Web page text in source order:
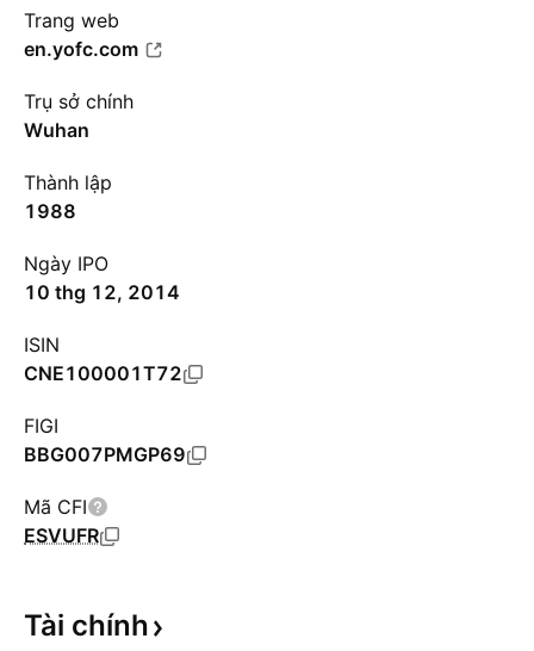
Trang web
en.yofc.com
Trụ sở chính
Wuhan
Thành lập
1988
Ngày IPO
10 thg 12, 2014
ISIN
CNE100001T72
FIGI
BBG007PMGP69
Mã CFI
ESVUFR
Tài chính